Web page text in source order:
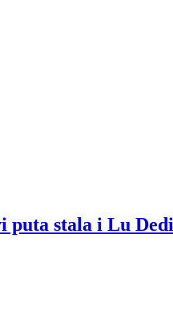
puta stala i Lu